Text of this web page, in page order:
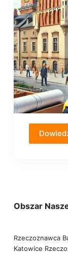
Obszar
Rzeczoznawca
Katowice